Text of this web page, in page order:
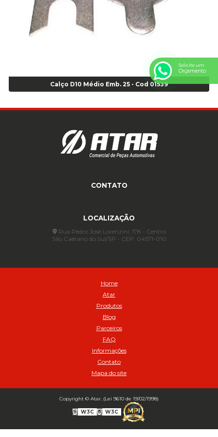
Anel Centralizador VW 4pçs - Laranja - Cod 00520
Anel de vedação Jumbo OR-224 TG - Cod: 03749
Anel de vedação Jumbo OR-449 Cod: 03752
Anel para Montagem do Pneu Sem Câmara Aro 24,5 - Cod 02935
Anel para Vedação OR 325 - Cod 03390
Anel para Vedação OR 329 - Cod 01769
Anel para Vedação OR 333 - Cod 01770
Anel para Vedação OR 335 Importado - Cod 01771
Anel para Vedação OR 339 - Cod 01772
Anel para Vedação OR 451 - Cod 01775
Assentador de Talão Pneu sem Câmara - Cod 01558
Automático para compressor 125 a 175 libras - Cod 02206
Avental de Raspa sem Emenda 1,2mt - Cod 01925
Balanceamento automatico SBBA - 282 pacote com 282g - Cod
Balanceamento Automático SBBA 113 Pacote com 113g - Cod 03197
Balanceamento Automático SBBA- 340 Pacote com 340g - Cod
BICO INF DUPLO LONGO CURVO 90 1295LC - cod 03631
Bico Inflador Duplo 300 mm - Cod 03245
Bico Inflador Duplo 825 L Schweers - Cod 00207
Bico Inflador Duplo sem Retenção 0506 Schweers - Cod 02638
Calço D10 Médio Emb. 25 - Cod 01539
CONTATO
LOCALIZAÇÃO
Rua Pedro José Lorenzini, 178 - Centro
São Caetano do Sul/SP - CEP: 04571-010
Home
Atar
Produtos
Blog
Parceiros
FAQ
Informações
Contato
Mapa do site
Copyright © Atar. (Lei 9610 de 19/02/1998)
W3C W3C
Solicite um
Orçamento